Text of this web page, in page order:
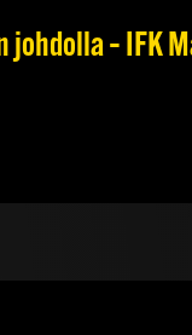
johdolla – IFK